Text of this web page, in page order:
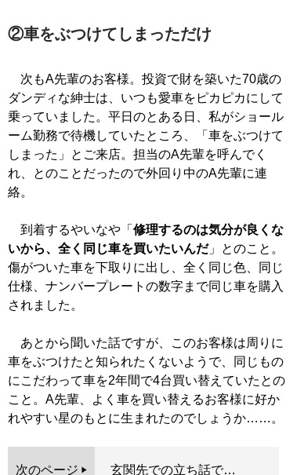
②車をぶつけてしまっただけ
次もA先輩のお客様。投資で財を築いた70歳の
ダンディな紳士は、いつも愛車をピカピカにして
乗っていました。平日のとある日、私がショール
ーム勤務で待機していたところ、「車をぶつけて
しまった」とご来店。担当のA先輩を呼んでく
れ、とのことだったので外回り中のA先輩に連
絡。
到着するやいなや「 修理するのは気分が良くな
いから、全く同じ車を買いたいんだ」とのこと。
傷がついた車を下取りに出し、全く同じ色、同じ
仕様、ナンバープレートの数字まで同じ車を購入
されました。
あとから聞いた話ですが、このお客様は周りに
車をぶつけたと知られたくないようで、同じもの
にこだわって車を2年間で4台買い替えていたとの
こと。A先輩、よく車を買い替えるお客様に好か
れやすい星のもとに生まれたのでしょうか……。
次のページ 玄関先での立ち話で…